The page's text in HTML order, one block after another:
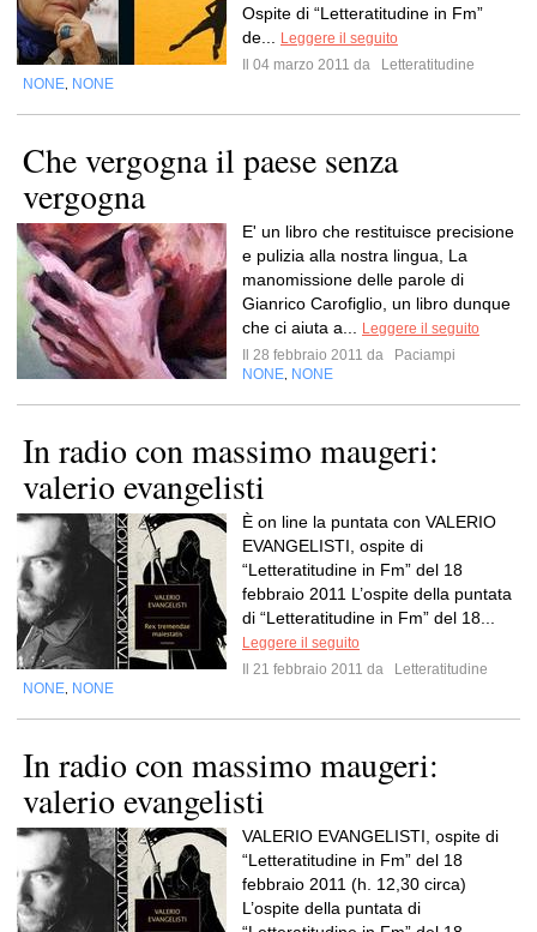
Ospite di “Letteratitudine in Fm”
de...
Leggere il seguito
Il 04 marzo 2011 da
Letteratitudine
NONE NONE
Che vergogna il paese senza
vergogna
E' un libro che restituisce precisione
e pulizia alla nostra lingua, La
manomissione delle parole di
Gianrico Carofiglio, un libro dunque
che ci aiuta a...
Leggere il seguito
Il 28 febbraio 2011 da
Paciampi
NONE NONE
In radio con massimo maugeri:
valerio evangelisti
È on line la puntata con VALERIO
EVANGELISTI, ospite di
“Letteratitudine in Fm” del 18
febbraio 2011 L’ospite della puntata
di “Letteratitudine in Fm” del 18...
Leggere il seguito
Il 21 febbraio 2011 da
Letteratitudine
NONE NONE
In radio con massimo maugeri:
valerio evangelisti
VALERIO EVANGELISTI, ospite di
“Letteratitudine in Fm” del 18
febbraio 2011 (h. 12,30 circa)
L’ospite della puntata di